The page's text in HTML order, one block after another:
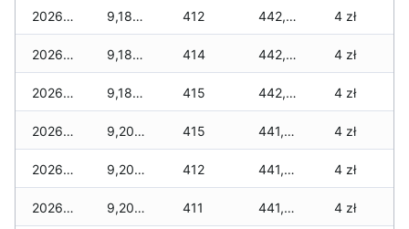
2026-01-07 9,180 zł 412 442,720 zł 4 zł
2026-01-06 9,180 zł 414 442,525 zł 4 zł
2026-01-05 9,180 zł 415 442,275 zł 4 zł
2026-01-04 9,200 zł 415 441,855 zł 4 zł
2026-01-03 9,205 zł 412 441,610 zł 4 zł
2026-01-02 9,205 zł 411 441,030 zł 4 zł